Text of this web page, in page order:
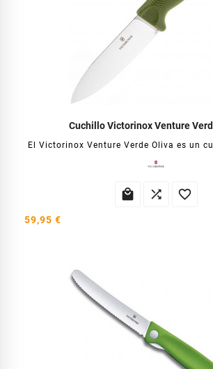
Cuchillo Victorinox Venture
El Victorinox Venture Verde Oliva es un
  
59,95 €